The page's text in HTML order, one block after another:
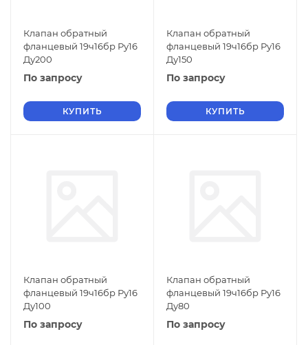
Клапан обратный
фланцевый 19ч16бр Ру16
Ду200
По запросу
КУПИТЬ
Клапан обратный
фланцевый 19ч16бр Ру16
Ду150
По запросу
КУПИТЬ
Клапан обратный
фланцевый 19ч16бр Ру16
Ду100
По запросу
Клапан обратный
фланцевый 19ч16бр Ру16
Ду80
По запросу